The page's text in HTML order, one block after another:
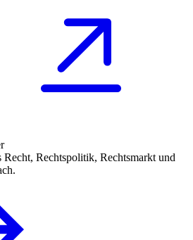
Recht, Rechtspolitik, Rechtsmarkt und